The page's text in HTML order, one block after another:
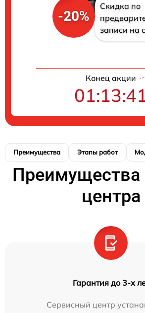
-20%
Скидка по
записи на
Конец акции
Преимущества Этапы работ
Преимущества
центра
Гарантия до 3-х
Сервисный центр